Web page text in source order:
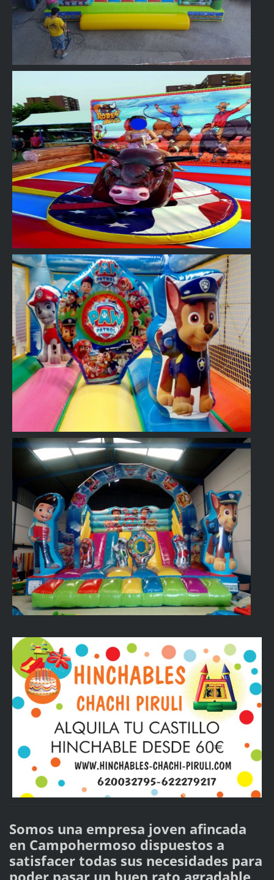
Somos una empresa joven afincada
en Campohermoso dispuestos a
satisfacer todas sus necesidades para